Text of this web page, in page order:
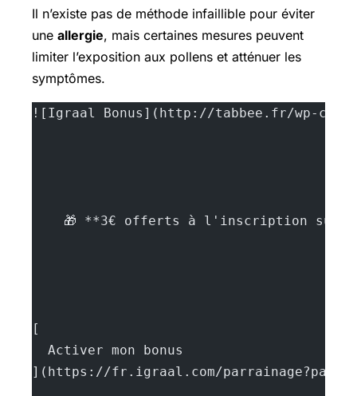
Il n’existe pas de méthode infaillible pour éviter
une allergie, mais certaines mesures peuvent
limiter l’exposition aux pollens et atténuer les
symptômes.
![Igraal Bonus](http://tabbee.fr/wp-
🎁 **3€ offerts à l'inscription sur
[
  Activer mon bonus
](https://fr.igraal.com/